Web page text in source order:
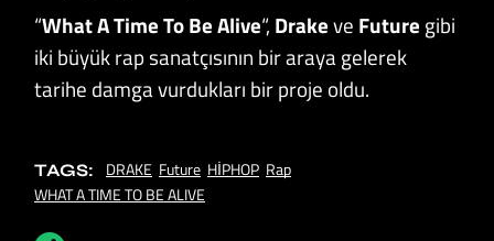
“What A Time To Be Alive“, Drakeve Future gibi
iki büyük rap sanatçısının bir araya gelerek
tarihe damga vurdukları bir proje oldu.
TAGS: DRAKE Future HİPHOP Rap
WHAT A TIME TO BE ALIVE